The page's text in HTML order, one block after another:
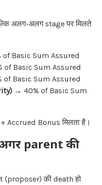
अलग-अलग stage पर मिलते
Basic Sum Assured
of Basic Sum Assured
of Basic Sum Assured
→ 40% of Basic Sum
Accrued Bonus मिलता है।
parent की
(proposer) की death हो